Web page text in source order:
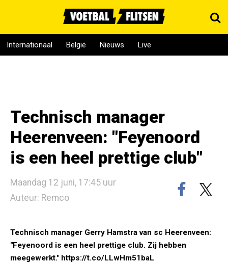
Internationaal België Nieuws Live
Technisch manager
Heerenveen: "Feyenoord
is een heel prettige club"
Maandag 12 juni, 17:45 uur
Auteur: Remco
Technisch manager Gerry Hamstra van sc Heerenveen:
"Feyenoord is een heel prettige club. Zij hebben
meegewerkt." https://t.co/LLwHm51baL